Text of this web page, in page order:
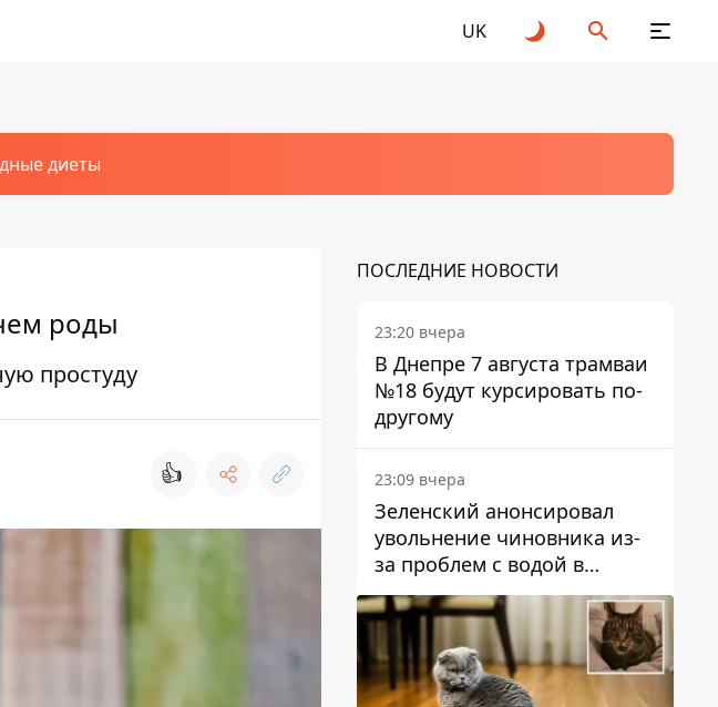
UK
диеты
роды
простуду
👍
ПОСЛЕДНИЕ НОВОСТИ
23:20 вчера
В Днепре 7 августа трамваи
№18 будут курсировать по-
другому
23:09 вчера
Зеленский анонсировал
увольнение чиновника из-
за проблем с водой в
Марганце